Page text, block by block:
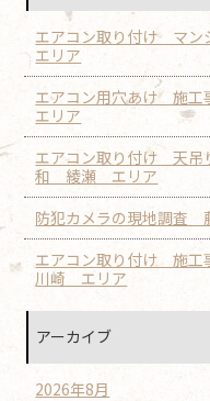
エアコン取り付け マ
エリア
エアコン用穴あけ
エリア
エアコン取り付け 天
和 綾瀬 エリア
防犯カメラの現地調
エアコン取り付け
川崎 エリア
アーカイブ
2026年8月